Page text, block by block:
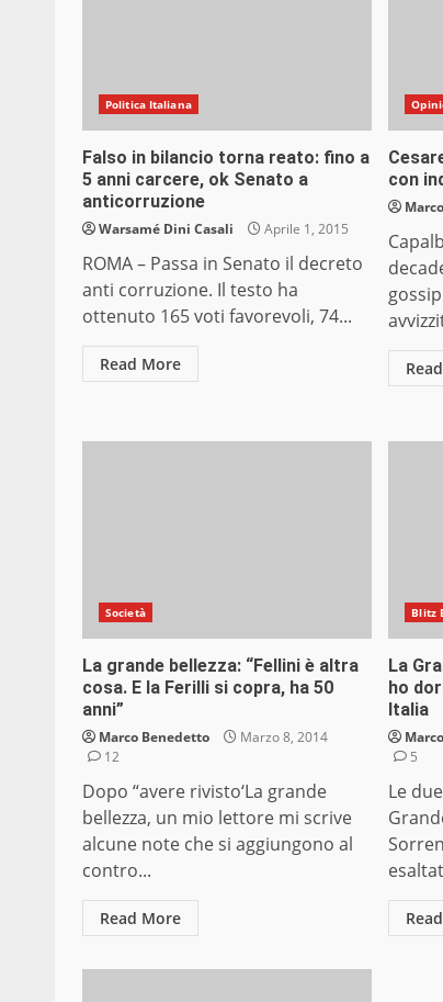
Politica Italiana
Falso in bilancio torna reato: fino a
5 anni carcere, ok Senato a
anticorruzione
Warsamé Dini Casali Aprile 1, 2015
ROMA – Passa in Senato il decreto
anti corruzione. Il testo ha
ottenuto 165 voti favorevoli, 74...
Read More
con
Società
La grande bellezza: “Fellini è altra
cosa. E la Ferilli si copra, ha 50
anni”
Marco Benedetto
Marzo 8, 2014
12
Dopo “avere rivisto‘La grande
bellezza, un mio lettore mi scrive
alcune note che si aggiungono al
contro...
Read More
Blitz
La
ho
Italia
5
Le